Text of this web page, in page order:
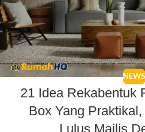
NEWS
21 Idea Rekabentuk
Box Yang
Lulus Majlis